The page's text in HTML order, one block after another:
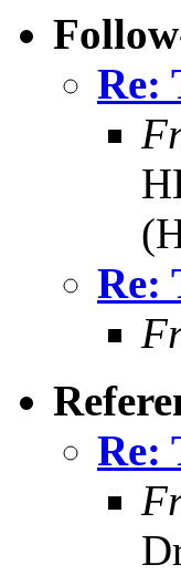
Re:
Re:
Re: